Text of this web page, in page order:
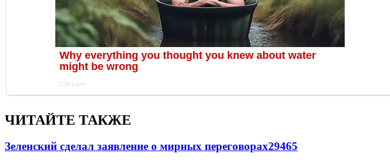
ЧИТАЙТЕ ТАКЖЕ
Зеленский сделал заявление о мирных переговорах29465